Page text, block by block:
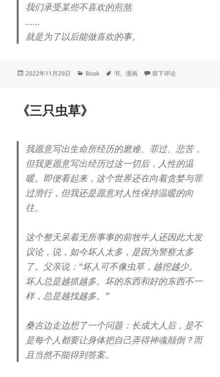
我们承受某些不喜欢的煎熬
......
就是为了以后能做喜欢的事。
发
2022年11月29日
分
Book
标
书、漫画 于《沉睡的线条世界》
留下评论
《三只虫草》
我愿意写出生命所经历的磨难、罪过、悲苦，
但我更愿意写出经历过这一切后，人性的温
暖。即便看起来，这个世界还在向着贪婪与罪
过滑行，但我还是愿意对人性保持温暖的向
往。
这个整天呆着无所事事的前牧牛人还因此大发
议论，说，如今坏人太多，是因为警察太多
了。父亲说：“坏人可不像虫草，越挖越少。
坏人总是越抓越多。坏的东西和好的东西不一
样，总是越找越多。”
桑吉边走边想了一个问题：长成大人后，是不
是每个人都要让身体把自己弄得神魂颠倒？而
且当然不能得到答案。